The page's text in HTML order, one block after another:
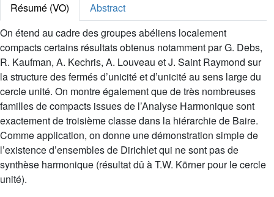
Résumé (VO)
Abstract
On étend au cadre des groupes abéliens localement
compacts certains résultats obtenus notamment par G. Debs,
R. Kaufman, A. Kechris, A. Louveau et J. Saint Raymond sur
la structure des fermés d’unicité et d’unicité au sens large du
cercle unité. On montre également que de très nombreuses
familles de compacts issues de l’Analyse Harmonique sont
exactement de troisième classe dans la hiérarchie de Baire.
Comme application, on donne une démonstration simple de
l’existence d’ensembles de Dirichlet qui ne sont pas de
synthèse harmonique (résultat dû à T.W. Körner pour le cercle
unité).